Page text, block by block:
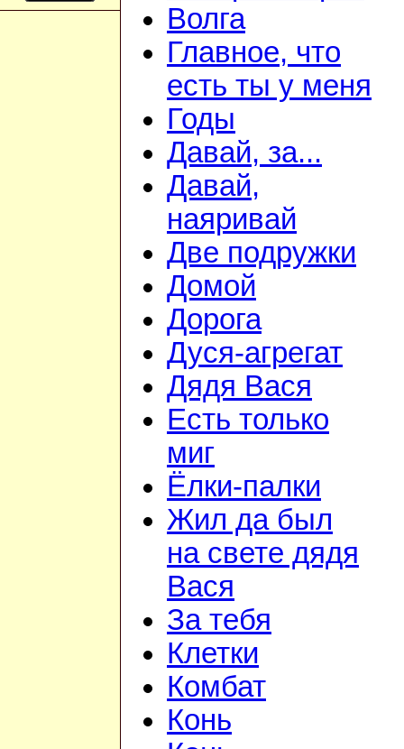
Волга
Главное, что
есть ты у меня
Годы
Давай, за...
Давай,
наяривай
Две подружки
Домой
Дорога
Дуся-агрегат
Дядя Вася
Есть только
миг
Ёлки-палки
Жил да был
на свете дядя
Вася
За тебя
Клетки
Комбат
Конь